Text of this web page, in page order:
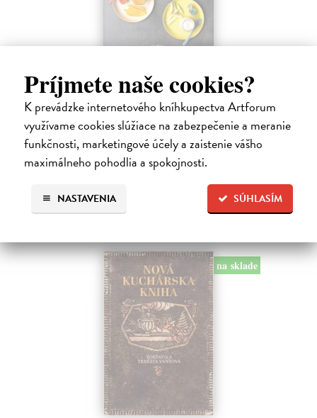
Príjmete naše cookies?
K prevádzke internetového kníhkupectva Artforum
využívame cookies slúžiace na zabezpečenie a meranie
funkčnosti, marketingové účely a zaistenie vášho
maximálneho pohodlia a spokojnosti.
SÚHLASÍM
NASTAVENIA
Tkáčová Judita, Pivrncová Eliška, Kuřátková Petra, Vrábelová
Tereza
| Kniha
Prvé jedlo dieťatka je preň tým najdôležitejším míľnikom. A pre
rodičov zas veľkým orieškom.
Čaká sa dotlač, vychádza 11.9.2026, zasielame do 12 dní od
dotlače
16,99 € ?
na sklade